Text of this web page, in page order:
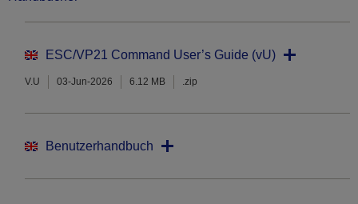
ESC/VP21 Command User’s Guide (vU)
V.U 03-Jun-2026 6.12 MB .zip
Benutzerhandbuch